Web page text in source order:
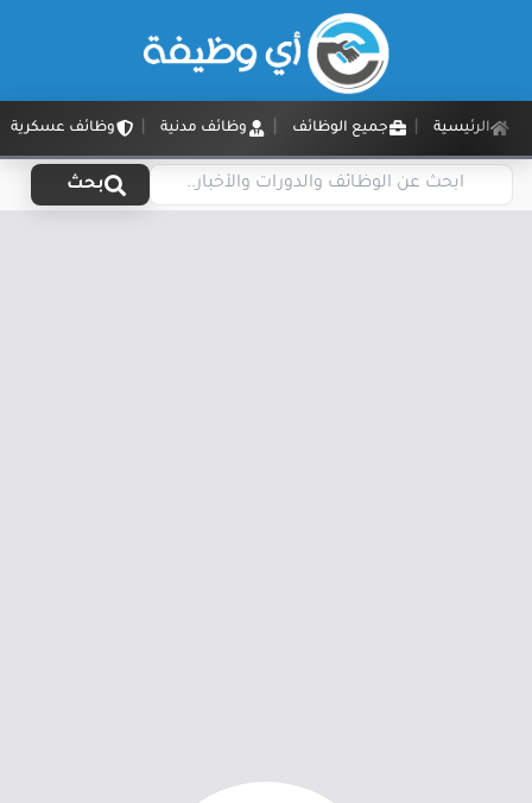
الرئيسية جميع الوظائف وظائف مدنية وظائف عسكرية
بحث